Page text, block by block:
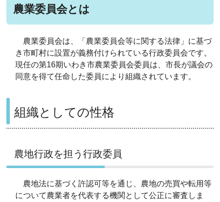
農業委員会とは
農業委員会は、「農業委員会等に関する法律」に基づ
き市町村に設置が義務付けられている行政委員会です。
現任の第16期いわき市農業委員会委員は、市長が議会の
同意を得て任命した委員により組織されています。
組織としての性格
農地行政を担う行政委員
農地法に基づく許認可等を通じ、農地の売買や転用等
について農業者を代表する機関として公正に審査しま